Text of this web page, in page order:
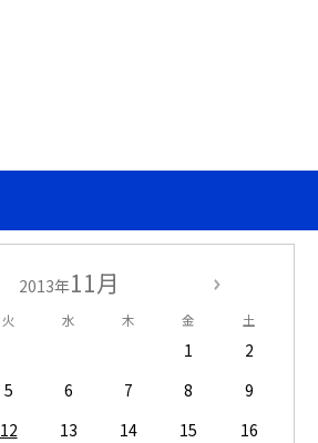
2013年11月
火 水 木 金 土
1
2
5 6 7 8
9
12 13 14 15
16